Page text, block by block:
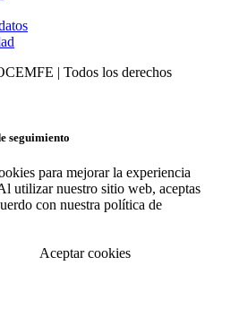
| Todos los derechos
seguimiento
para mejorar la experiencia
utilizar nuestro sitio web, aceptas
con nuestra política de
Aceptar cookies